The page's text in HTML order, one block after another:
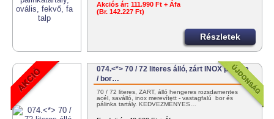
Akciós ár: 111.990 Ft + Áfa
(Br. 142.227 Ft)
Részletek
074.<*> 70 / 72 literes álló, zárt INOX pálinka
/ bor…
70 / 72 literes, ZÁRT, álló hengeres rozsdamentes
acél, saválló, inox merevített - vastagfalú bor és
pálinka tartály. KEDVEZMÉNYES…